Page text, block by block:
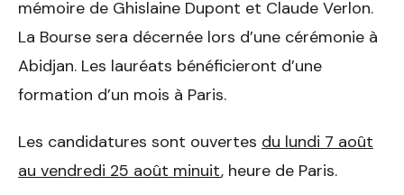
mémoire de Ghislaine Dupont et Claude Verlon.
La Bourse sera décernée lors d’une cérémonie à
Abidjan. Les lauréats bénéficieront d’une
formation d’un mois à Paris.
Les candidatures sont ouvertes du lundi 7 août
au vendredi 25 août minuit, heure de Paris.